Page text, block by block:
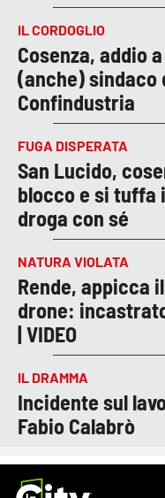
IL CORDOGLIO
Cosenza, addio
(anche) sindaco
Confindustria
FUGA DISPERATA
San Lucido,
blocco e si tuffa
droga con sé
NATURA VIOLATA
Rende, appicca
drone:
| VIDEO
IL DRAMMA
Incidente sul
Fabio Calabrò